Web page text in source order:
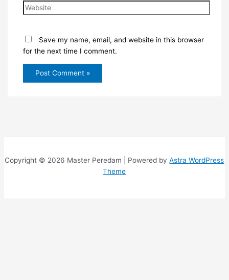
Save my name, email, and website in this browser
for the next time I comment.
Copyright © 2026 Master Peredam | Powered byAstra WordPress
Theme